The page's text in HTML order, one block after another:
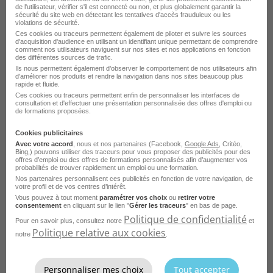
Voir plus
Emploi Manutentionnaire Cholet
Emploi Manutentionnaire Cavaillon
Emploi Manutentionnaire Port-Saint-Louis-du-Rhône
Emploi Manutentionnaire Meung-sur-Loire
Emploi Manutentionnaire Miramas
Voir toutes les offres Manutentionnaire par ville
Parcourez les offres d'emploi par
métier dansle domaine Logistique
Emploi Cariste
Emploi Préparateur de commande
Emploi Ingénieur
Emploi Manutentionnaire
de l'utilisateur, vérifier s'il est connecté ou non, et plus globalement garantir la
sécurité du site web en détectant les tentatives d'accès frauduleux ou les
violations de sécurité.
Ces cookies ou traceurs permettent également de piloter et suivre les sources
d'acquisition d'audience en utilisant un identifiant unique permettant de comprendre
comment nos utilisateurs naviguent sur nos sites et nos applications en fonction
des différentes sources de trafic.
Ils nous permettent également d’observer le comportement de nos utilisateurs afin
d'améliorer nos produits et rendre la navigation dans nos sites beaucoup plus
rapide et fluide.
Ces cookies ou traceurs permettent enfin de personnaliser les interfaces de
consultation et d'effectuer une présentation personnalisée des offres d'emploi ou
de formations proposées.
Cookies publicitaires
Avec votre accord , nous et nos partenaires (Facebook, Google Ads , Critéo,
Bing,) pouvons utiliser des traceurs pour vous proposer des publicités pour des
offres d’emploi ou des offres de formations personnalisés afin d’augmenter vos
probabilités de trouver rapidement un emploi ou une formation.
Nos partenaires personnalisent ces publicités en fonction de votre navigation, de
votre profil et de vos centres d’intérêt.
Vous pouvez à tout moment paramétrer vos choix ou retirer votre
consentement en cliquant sur le lien "Gérer les traceurs" en bas de page.
Pour en savoir plus, consultez notre Politique de confidentialité et
notre Politique relative aux cookies
Personnaliser mes choix Tout accepter